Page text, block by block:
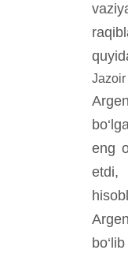
Jazoir
eng
etdi,